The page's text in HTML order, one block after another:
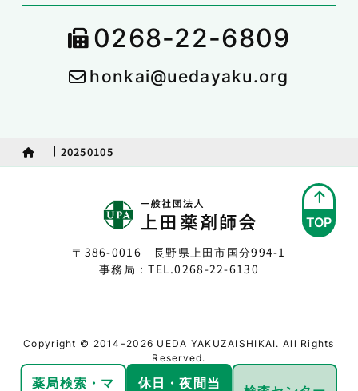
0268-22-6809
honkai@uedayaku.org
20250105
薬局検索・ マ 休日・夜間当
TOP
〒386-0016 長野県上田市国分994-1
事務局：TEL.0268-22-6130
Copyright © 2014–2026 UEDA YAKUZAISHIKAI. All Rights
Reserved.